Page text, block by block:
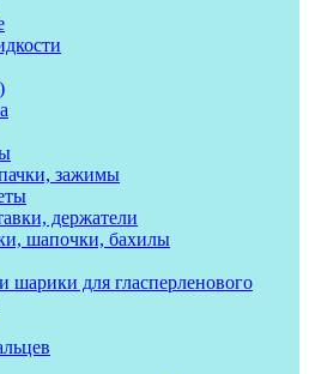
зажимы
держатели
шапочки, бахилы
шарики для гласперленового